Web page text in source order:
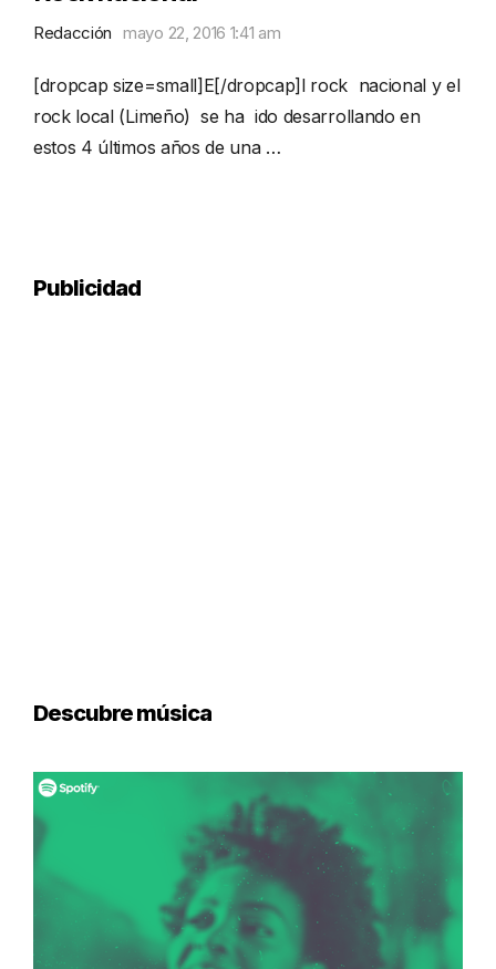
Redacción mayo 22, 2016 1:41 am
[dropcap size=small]E[/dropcap]l rock nacional y el
rock local (Limeño) se ha ido desarrollando en
estos 4 últimos años de una …
Publicidad
Descubre música